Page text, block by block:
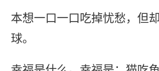
本想一口一口吃掉忧愁，但
球。